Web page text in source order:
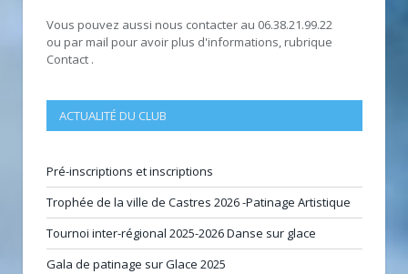
Vous pouvez aussi nous contacter au 06.38.21.99.22
ou par mail pour avoir plus d'informations, rubrique
Contact .
ACTUALITÉ DU CLUB
Pré-inscriptions et inscriptions
Trophée de la ville de Castres 2026 -Patinage Artistique
Tournoi inter-régional 2025-2026 Danse sur glace
Gala de patinage sur Glace 2025